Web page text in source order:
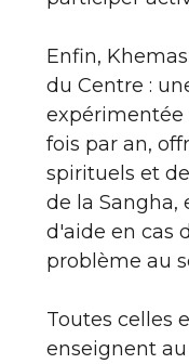
Enfin,
du Centre :
expérimentée
fois par an,
spirituels et
de la Sangha,
d'aide en cas
problème au
Toutes celles
enseignent